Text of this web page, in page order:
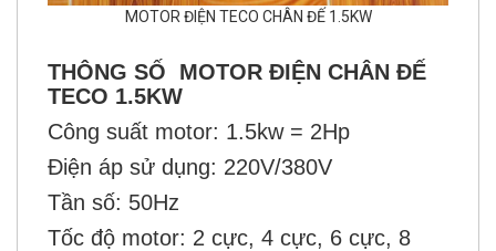
MOTOR ĐIỆN TECO CHÂN ĐẾ 1.5KW
THÔNG SỐ MOTOR ĐIỆN CHÂN ĐẾ
TECO 1.5KW
Công suất motor: 1.5kw = 2Hp
Điện áp sử dụng: 220V/380V
Tần số: 50Hz
Tốc độ motor: 2 cực, 4 cực, 6 cực, 8